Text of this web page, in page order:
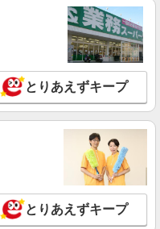
とりあえずキープ
とりあえずキープ